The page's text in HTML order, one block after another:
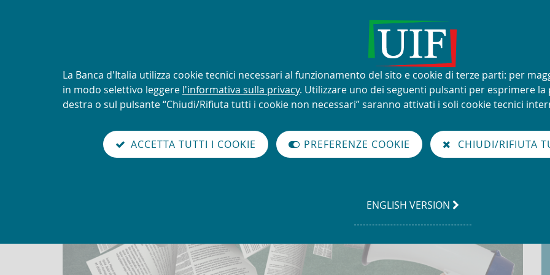
Tentativi di truffa con utilizzo improprio del nome e del
Torna
Unità di Informazione Finanziaria per l'Italia
sei qui:
Novità
Informativa
sui
cookie:
La Banca d'Italia utilizza cookie tecnici necessari al funzionamento del sito e cookie di terze parti: per
in modo selettivo leggere l'informativa sulla privacy. Utilizzare uno dei seguenti pulsanti per esprimere la
destra o sul pulsante “Chiudi/Rifiuta tutti i cookie non necessari” saranno attivati i soli cookie tecnici
ACCETTA TUTTI I COOKIE PREFERENZE COOKIE CHIUDI/RIFIUTA
GO
ENGLISH VERSION